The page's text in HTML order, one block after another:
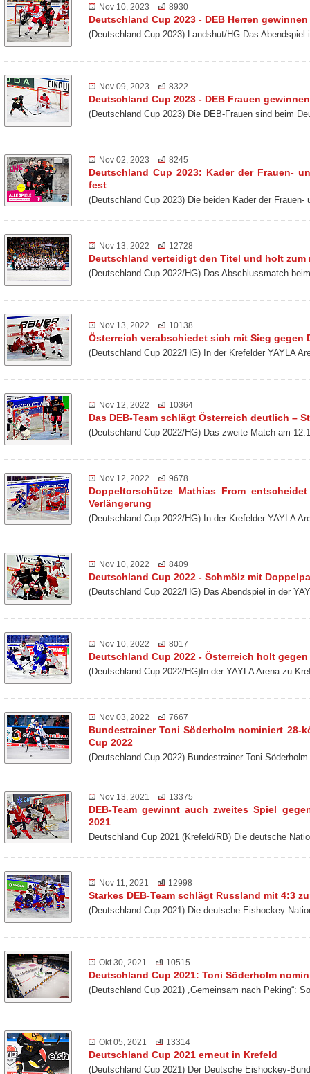
Nov 10, 2023 8930
Deutschland Cup 2023 - DEB Herren
(Deutschland Cup 2023) Landshut/HG Das
Nov 09, 2023 8322
Deutschland Cup 2023 - DEB Frauen
(Deutschland Cup 2023) Die DEB-Frauen sind beim
Nov 02, 2023 8245
Deutschland Cup 2023: Kader der Frauen-
fest
(Deutschland Cup 2023) Die beiden Kader der
Nov 13, 2022 12728
Deutschland verteidigt den Titel und holt
(Deutschland Cup 2022/HG) Das Abschlussmatch
Nov 13, 2022 10138
Österreich verabschiedet sich mit Sieg gegen
(Deutschland Cup 2022/HG) In der Krefelder YAYLA
Nov 12, 2022 10364
Das DEB-Team schlägt Österreich deutlich –
(Deutschland Cup 2022/HG) Das zweite Match am
Nov 12, 2022 9678
Doppeltorschütze Mathias From
Verlängerung
(Deutschland Cup 2022/HG) In der Krefelder YAYLA
Nov 10, 2022 8409
Deutschland Cup 2022 - Schmölz mit
(Deutschland Cup 2022/HG) Das Abendspiel in der
Nov 10, 2022 8017
Deutschland Cup 2022 - Österreich holt
(Deutschland Cup 2022/HG)In der YAYLA Arena zu
Nov 03, 2022 7667
Bundestrainer Toni Söderholm nominiert
Cup 2022
(Deutschland Cup 2022) Bundestrainer Toni
Nov 13, 2021 13375
DEB-Team gewinnt auch zweites Spiel
2021
Deutschland Cup 2021 (Krefeld/RB) Die deutsche
Nov 11, 2021 12998
Starkes DEB-Team schlägt Russland mit 4:3
(Deutschland Cup 2021) Die deutsche Eishockey
Okt 30, 2021 10515
Deutschland Cup 2021: Toni Söderholm
(Deutschland Cup 2021) „Gemeinsam nach Peking“:
Okt 05, 2021 13314
Deutschland Cup 2021 erneut in Krefeld
(Deutschland Cup 2021) Der Deutsche Eishockey-